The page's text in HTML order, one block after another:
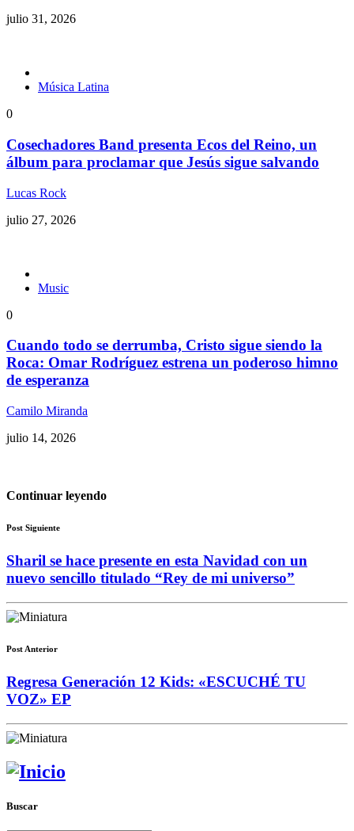
julio 31, 2026
Música Latina
0
Cosechadores Band presenta Ecos del Reino, un
álbum para proclamar que Jesús sigue salvando
Lucas Rock
julio 27, 2026
Music
0
Cuando todo se derrumba, Cristo sigue siendo la
Roca: Omar Rodríguez estrena un poderoso himno
de esperanza
Camilo Miranda
julio 14, 2026
Continuar leyendo
Post Siguiente
Sharil se hace presente en esta Navidad con un
nuevo sencillo titulado “Rey de mi universo”
Post Anterior
Regresa Generación 12 Kids: «ESCUCHÉ TU
VOZ» EP
Buscar